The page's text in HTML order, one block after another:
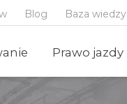
Blog Baza wiedzy
Prawo jazdy